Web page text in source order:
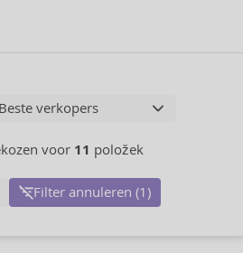
voor 11 položek
Filter annuleren (1)